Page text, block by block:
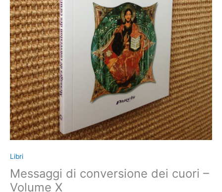
Libri
Messaggi di conversione dei cuori –
Volume X